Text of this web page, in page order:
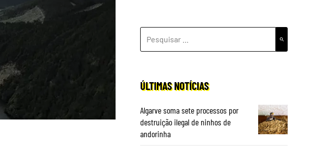
POR:
ÚLTIMAS NOTÍCIAS
Algarve soma sete processos por
destruição ilegal de ninhos de
andorinha